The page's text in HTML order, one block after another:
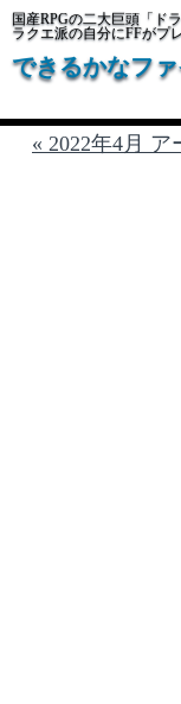
国産RPGの二大巨頭「ド
ラクエ派の自分にFFがプ
できるかなフ
« 2022年4月 ア